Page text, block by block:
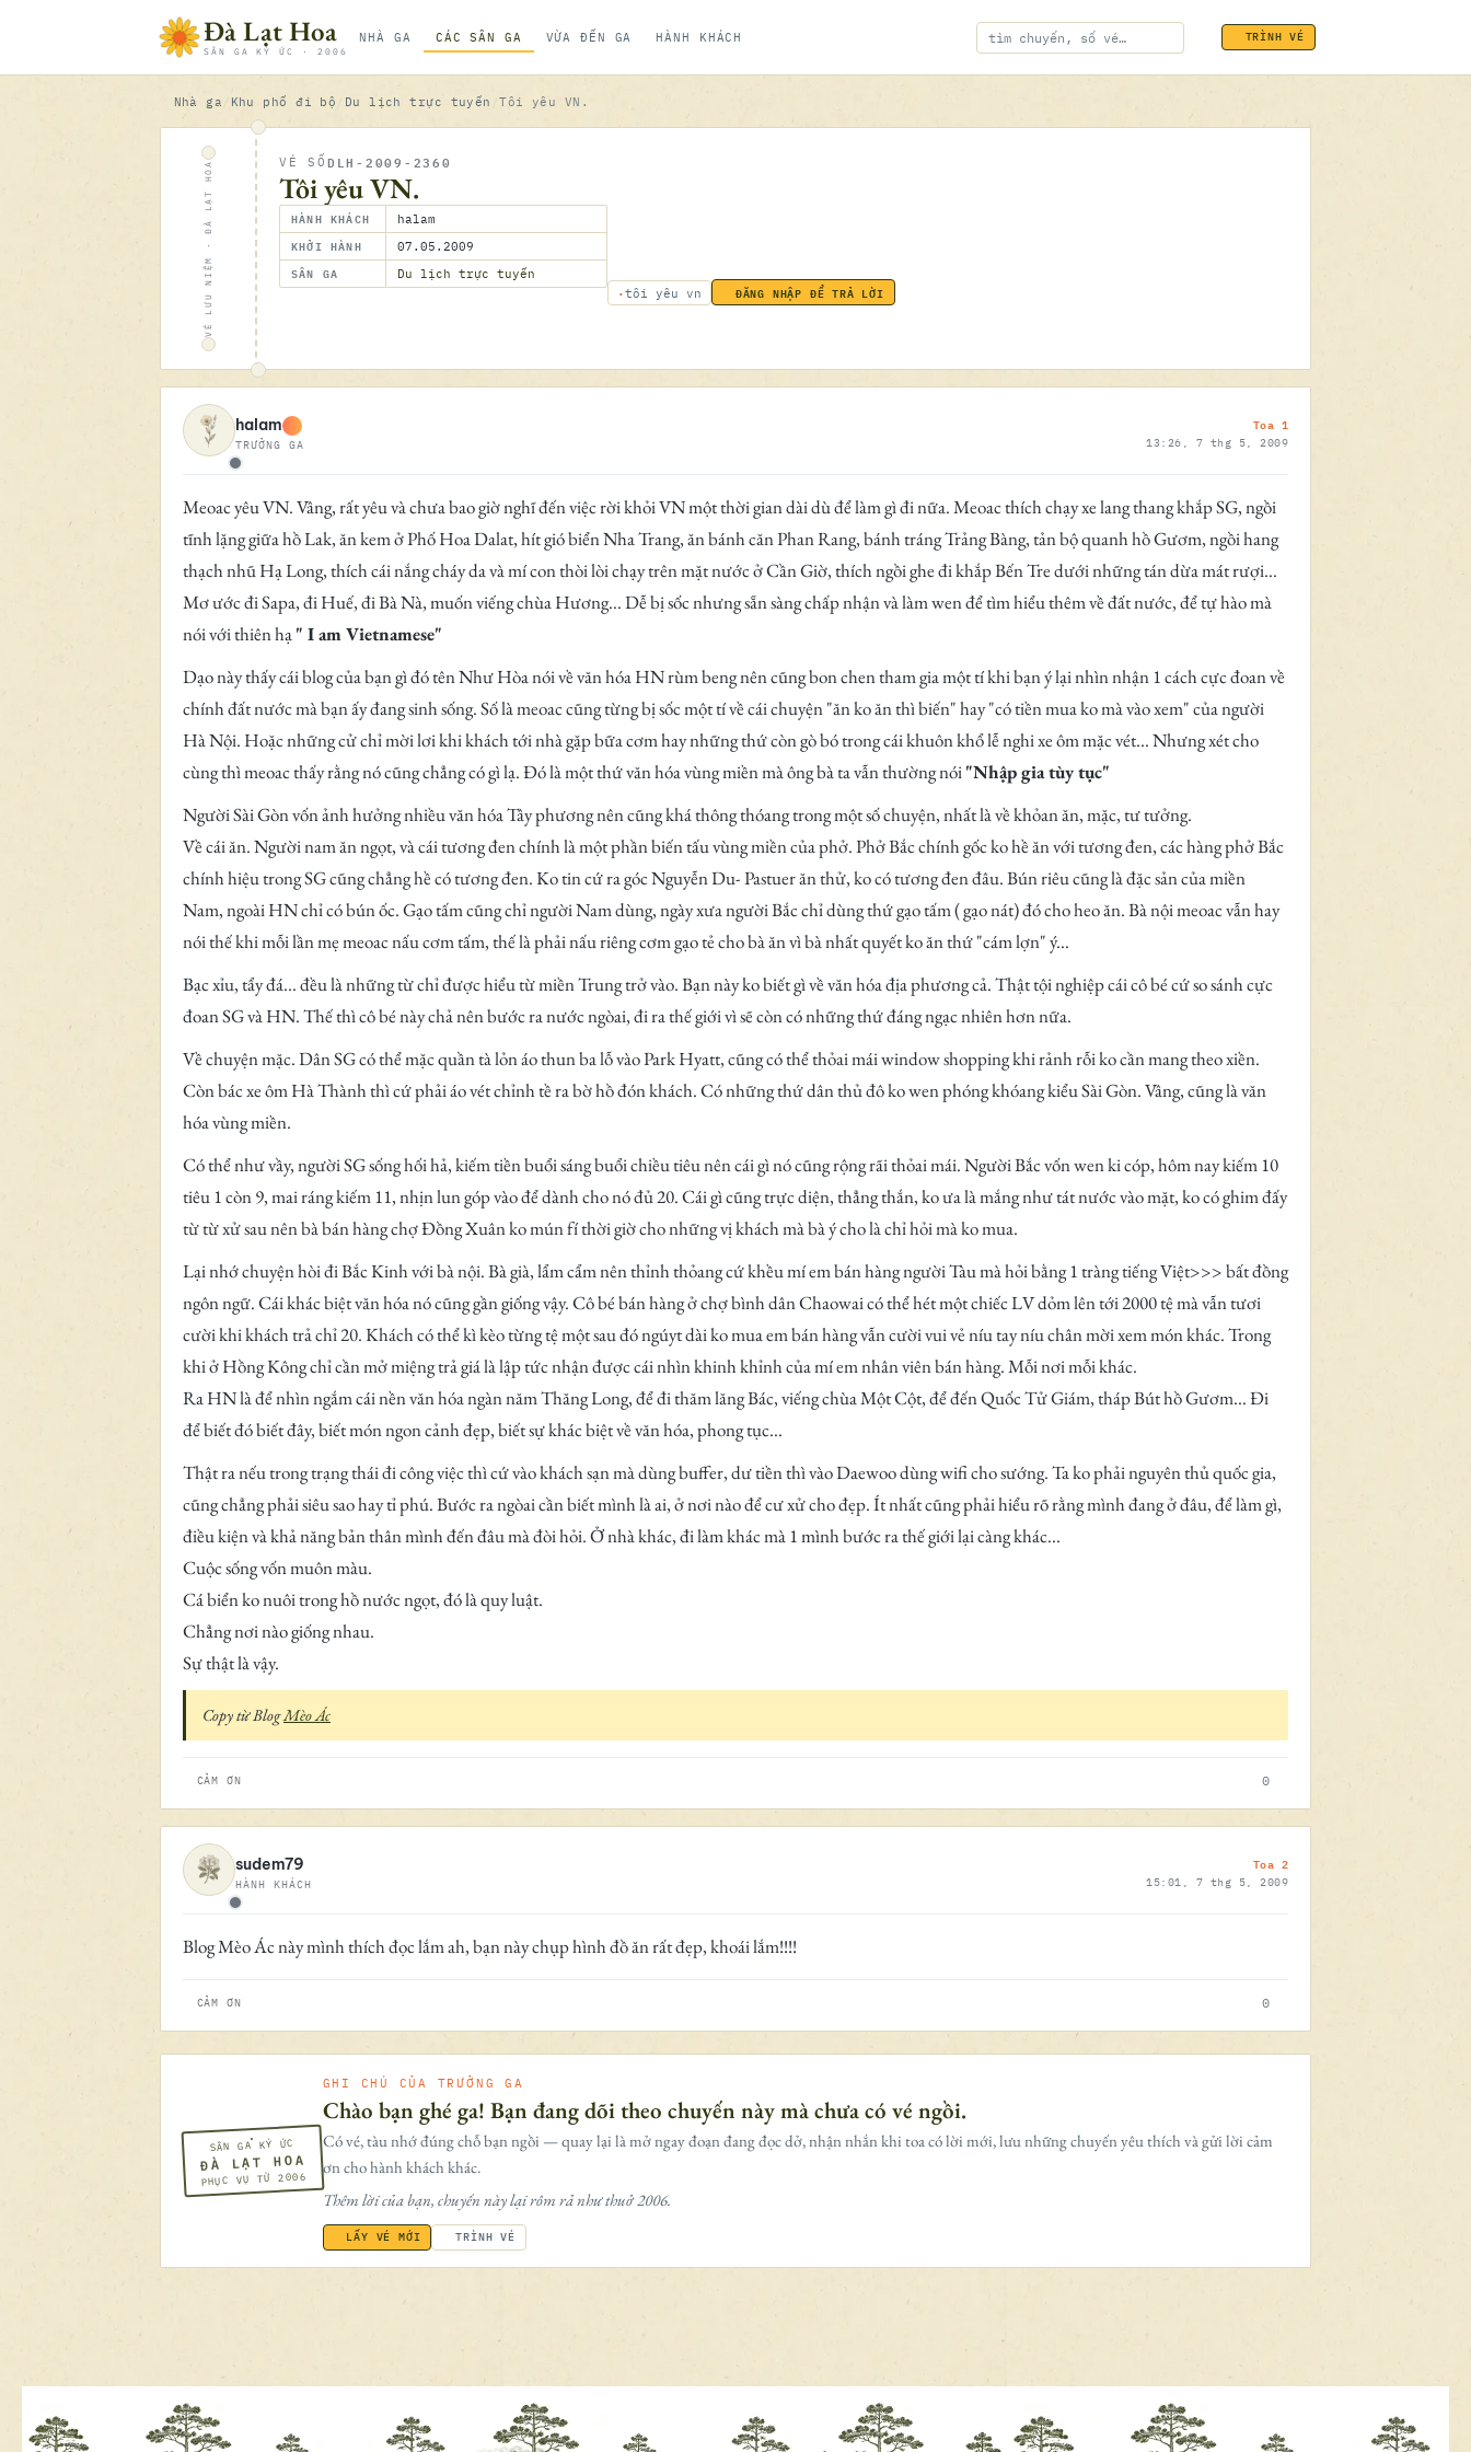
Đà Lạt Hoa
SÂN GA KÝ ỨC · 2006
NHÀ GA CÁC SÂN GA VỪA ĐẾN GA HÀNH KHÁCH TRÌNH VÉ
Nhà ga Khu phố đi bộ Du lịch trực tuyến Tôi yêu VN.
VÉ LƯU NIỆM · ĐÀ LẠT HOA
07.05.2009
VÉ SỐ DLH-2009-2360
Tôi yêu VN.
HÀNH KHÁCH halam
KHỞI HÀNH 07.05.2009
SÂN GA
Du lịch trực tuyến
tôi yêu vn
ĐĂNG NHẬP ĐỂ TRẢ LỜI
Ngoại tuyến
halam
TRƯỞNG GA
Toa 1
13:26, 7 thg 5, 2009
Meoac yêu VN. Vâng, rất yêu và chưa bao giờ nghĩ đến việc rời khỏi VN một thời gian dài dù để làm gì đi nữa. Meoac thích chạy xe lang thang khắp SG, ngồi
tĩnh lặng giữa hồ Lak, ăn kem ở Phố Hoa Dalat, hít gió biển Nha Trang, ăn bánh căn Phan Rang, bánh tráng Trảng Bàng, tản bộ quanh hồ Gươm, ngồi hang
thạch nhũ Hạ Long, thích cái nắng cháy da và mí con thòi lòi chạy trên mặt nước ở Cần Giờ, thích ngồi ghe đi khắp Bến Tre dưới những tán dừa mát rượi...
Mơ ước đi Sapa, đi Huế, đi Bà Nà, muốn viếng chùa Hương... Dễ bị sốc nhưng sẵn sàng chấp nhận và làm wen để tìm hiểu thêm về đất nước, để tự hào mà
nói với thiên hạ" I am Vietnamese"
Dạo này thấy cái blog của bạn gì đó tên Như Hòa nói về văn hóa HN rùm beng nên cũng bon chen tham gia một tí khi bạn ý lại nhìn nhận 1 cách cực đoan về
chính đất nước mà bạn ấy đang sinh sống. Số là meoac cũng từng bị sốc một tí về cái chuyện "ăn ko ăn thì biến" hay "có tiền mua ko mà vào xem" của người
Hà Nội. Hoặc những cử chỉ mời lơi khi khách tới nhà gặp bữa cơm hay những thứ còn gò bó trong cái khuôn khổ lễ nghi xe ôm mặc vét... Nhưng xét cho
cùng thì meoac thấy rằng nó cũng chẳng có gì lạ. Đó là một thứ văn hóa vùng miền mà ông bà ta vẫn thường nói"Nhập gia tùy tục"
Người Sài Gòn vốn ảnh hưởng nhiều văn hóa Tây phương nên cũng khá thông thóang trong một số chuyện, nhất là về khỏan ăn, mặc, tư tưởng.
Về cái ăn. Người nam ăn ngọt, và cái tương đen chính là một phần biến tấu vùng miền của phở. Phở Bắc chính gốc ko hề ăn với tương đen, các hàng phở Bắc
chính hiệu trong SG cũng chẳng hề có tương đen. Ko tin cứ ra góc Nguyễn Du- Pastuer ăn thử, ko có tương đen đâu. Bún riêu cũng là đặc sản của miền
Nam, ngoài HN chỉ có bún ốc. Gạo tấm cũng chỉ người Nam dùng, ngày xưa người Bắc chỉ dùng thứ gạo tấm ( gạo nát) đó cho heo ăn. Bà nội meoac vẫn hay
nói thế khi mỗi lần mẹ meoac nấu cơm tấm, thế là phải nấu riêng cơm gạo tẻ cho bà ăn vì bà nhất quyết ko ăn thứ "cám lợn" ý...
Bạc xỉu, tẩy đá... đều là những từ chỉ được hiểu từ miền Trung trở vào. Bạn này ko biết gì về văn hóa địa phương cả. Thật tội nghiệp cái cô bé cứ so sánh cực
đoan SG và HN. Thế thì cô bé này chả nên bước ra nước ngòai, đi ra thế giới vì sẽ còn có những thứ đáng ngạc nhiên hơn nữa.
Về chuyện mặc. Dân SG có thể mặc quần tà lỏn áo thun ba lỗ vào Park Hyatt, cũng có thể thỏai mái window shopping khi rảnh rỗi ko cần mang theo xiền.
Còn bác xe ôm Hà Thành thì cứ phải áo vét chỉnh tề ra bờ hồ đón khách. Có những thứ dân thủ đô ko wen phóng khóang kiểu Sài Gòn. Vâng, cũng là văn
hóa vùng miền.
Có thể như vầy, người SG sống hối hả, kiếm tiền buổi sáng buổi chiều tiêu nên cái gì nó cũng rộng rãi thỏai mái. Người Bắc vốn wen ki cóp, hôm nay kiếm 10
tiêu 1 còn 9, mai ráng kiếm 11, nhịn lun góp vào để dành cho nó đủ 20. Cái gì cũng trực diện, thẳng thắn, ko ưa là mắng như tát nước vào mặt, ko có ghim đấy
từ từ xử sau nên bà bán hàng chợ Đồng Xuân ko mún fí thời giờ cho những vị khách mà bà ý cho là chỉ hỏi mà ko mua.
Lại nhớ chuyện hòi đi Bắc Kinh với bà nội. Bà già, lẩm cẩm nên thỉnh thỏang cứ khều mí em bán hàng người Tàu mà hỏi bằng 1 tràng tiếng Việt>>> bất đồng
ngôn ngữ. Cái khác biệt văn hóa nó cũng gần giống vậy. Cô bé bán hàng ở chợ bình dân Chaowai có thể hét một chiếc LV dỏm lên tới 2000 tệ mà vẫn tươi
cười khi khách trả chỉ 20. Khách có thể kì kèo từng tệ một sau đó ngúyt dài ko mua em bán hàng vẫn cười vui vẻ níu tay níu chân mời xem món khác. Trong
khi ở Hồng Kông chỉ cần mở miệng trả giá là lập tức nhận được cái nhìn khinh khỉnh của mí em nhân viên bán hàng. Mỗi nơi mỗi khác.
Ra HN là để nhìn ngắm cái nền văn hóa ngàn năm Thăng Long, để đi thăm lăng Bác, viếng chùa Một Cột, để đến Quốc Tử Giám, tháp Bút hồ Gươm... Đi
để biết đó biết đây, biết món ngon cảnh đẹp, biết sự khác biệt về văn hóa, phong tục...
Thật ra nếu trong trạng thái đi công việc thì cứ vào khách sạn mà dùng buffer, dư tiền thì vào Daewoo dùng wifi cho sướng. Ta ko phải nguyên thủ quốc gia,
cũng chẳng phải siêu sao hay tỉ phú. Bước ra ngòai cần biết mình là ai, ở nơi nào để cư xử cho đẹp. Ít nhất cũng phải hiểu rõ rằng mình đang ở đâu, để làm gì,
điều kiện và khả năng bản thân mình đến đâu mà đòi hỏi. Ở nhà khác, đi làm khác mà 1 mình bước ra thế giới lại càng khác...
Cuộc sống vốn muôn màu.
Cá biển ko nuôi trong hồ nước ngọt, đó là quy luật.
Chẳng nơi nào giống nhau.
Sự thật là vậy.
Copy từ BlogMèo Ác
CẢM ƠN 0
Ngoại tuyến
sudem79
HÀNH KHÁCH
Toa 2
15:01, 7 thg 5, 2009
Blog Mèo Ác này mình thích đọc lắm ah, bạn này chụp hình đồ ăn rất đẹp, khoái lắm!!!!
CẢM ƠN 0
SÂN GA KÝ ỨC
ĐÀ LẠT HOA
PHỤC VỤ TỪ 2006
GHI CHÚ CỦA TRƯỞNG GA
Chào bạn ghé ga! Bạn đang dõi theo chuyến này mà chưa có vé ngồi.
Có vé, tàu nhớ đúng chỗ bạn ngồi — quay lại là mở ngay đoạn đang đọc dở, nhận nhắn khi toa có lời mới, lưu những chuyến yêu thích và gửi lời cảm
ơn cho hành khách khác.
Thêm lời của bạn, chuyến này lại rôm rả như thuở 2006.
LẤY VÉ MỚI TRÌNH VÉ